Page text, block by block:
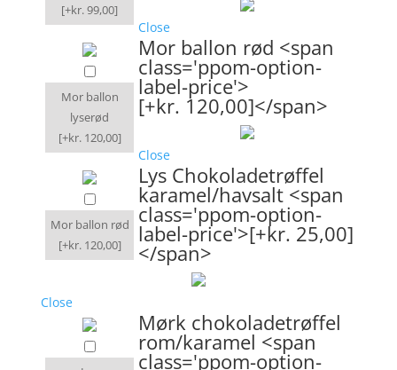
[+kr. 99,00]
Close
Mor ballon
lyserød
[+kr. 120,00]
Mor ballon rød <span
class='ppom-option-
label-price'>
[+kr. 120,00]</span>
Close
Mor ballon rød
[+kr. 120,00]
Lys Chokoladetrøffel
karamel/havsalt <span
class='ppom-option-
label-price'>[+kr. 25,00]
</span>
Close
Mørk chokoladetrøffel
rom/karamel <span
class='ppom-option-